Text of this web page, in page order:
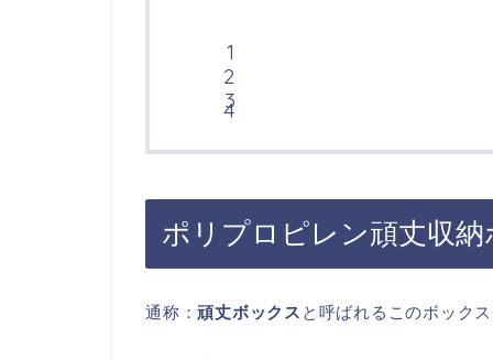
ポリプロピレン頑丈収
通称：頑丈ボックス と呼ばれるこのボック